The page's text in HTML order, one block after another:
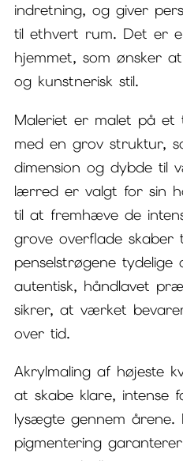
indretning, og giver
til ethvert rum. Det er
hjemmet, som ønsker
og kunstnerisk stil.
Maleriet er malet på et
med en grov struktur,
dimension og dybde til
lærred er valgt for sin
til at fremhæve de
grove overflade skaber
penselstrøgene
autentisk, håndlavet
sikrer, at værket
over tid.
Akrylmaling af højeste
at skabe klare, intense
lysægte gennem årene.
pigmentering